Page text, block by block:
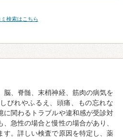
ミ検索はこちら
脳、脊髄、末梢神経、筋肉の病気を
びれやふるえ、頭痛、もの忘れな
に関わるトラブルや違和感が受診対
急性の場合と慢性の場合があり、
す。詳しい検査で原因を特定し、薬